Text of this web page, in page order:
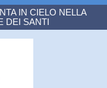
IN CIELO NELLA
DEI SANTI